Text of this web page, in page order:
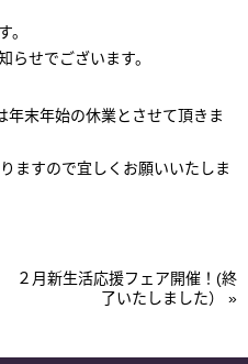
。
らせでございます。
末年始の休業とさせて頂きま
ますので宜しくお願いいたしま
２月新生活応援フェア開催！(終
了いたしました） »